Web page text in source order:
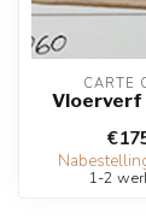
CARTE
Vloerverf
1-2